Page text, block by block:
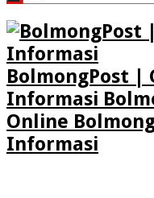
BolmongPost |
Informasi
Online
Informasi